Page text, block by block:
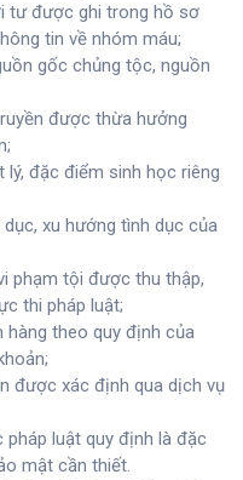
tư được ghi trong hồ sơ
tin về nhóm máu;
gốc chủng tộc, nguồn
được thừa hưởng
đặc điểm sinh học riêng
xu hướng tình dục của
phạm tội được thu thập,
thi pháp luật;
hàng theo quy định của
được xác định qua dịch vụ
luật quy định là đặc
mật cần thiết.